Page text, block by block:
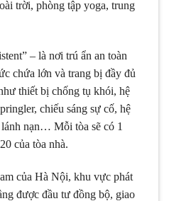
trời, phòng tập yoga, trung
– là nơi trú ẩn an toàn
chứa lớn và trang bị đầy đủ
thiết bị chống tụ khói, hệ
chiếu sáng sự cố, hệ
nạn… Mỗi tòa sẽ có 1
của tòa nhà.
của Hà Nội, khu vực phát
được đầu tư đồng bộ, giao